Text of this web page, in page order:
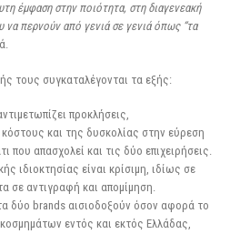
έμφαση στην ποιότητα, στη διαγενεακή
να περνούν από γενιά σε γενιά όπως “τα
τους συγκαταλέγονται τα εξής:
προκλήσεις,
και της δυσκολίας στην εύρεση
που απασχολεί και τις δύο επιχειρήσεις.
ιδιοκτησίας είναι κρίσιμη, ιδίως σε
σε αντιγραφή και απομίμηση.
δύο brands αισιοδοξούν όσον αφορά το
εντός και εκτός Ελλάδας,